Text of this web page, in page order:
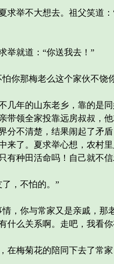
举不大想去。祖父笑道：
就道：“你送我去！”
你那梅老么这个家伙不饶
年的山东老乡，靠的是同
带领全家投靠远房叔叔，
分不清楚，结果闹起了矛
来了。夏求举心想，农村
有种田活命吗！自己就不信
，不怕的。”
你与常家又是亲戚，那
什么关系啊。走吧，我看
梅菊花的陪同下去了常家